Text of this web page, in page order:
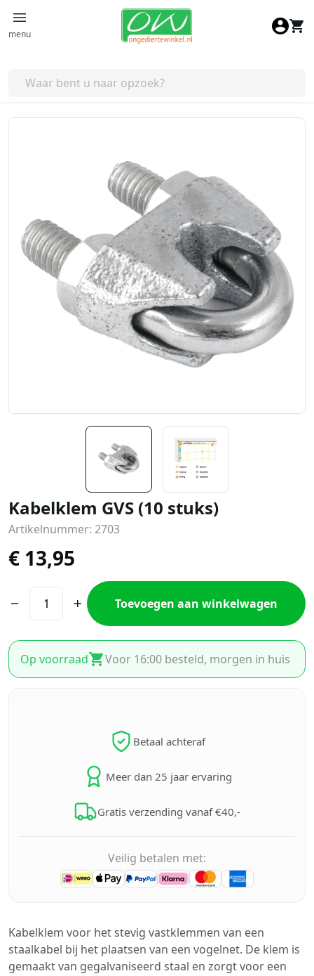
menu
Kabelklem GVS (10 stuks)
Artikelnummer: 2703
€ 13,95
Toevoegen aan winkelwagen
Op voorraad Voor 16:00 besteld, morgen in huis
Betaal achteraf
Meer dan 25 jaar ervaring
Gratis verzending vanaf €40,-
Veilig betalen met:
Kabelklem voor het stevig vastklemmen van een
staalkabel bij het plaatsen van een vogelnet. De klem is
gemaakt van gegalvaniseerd staal en zorgt voor een